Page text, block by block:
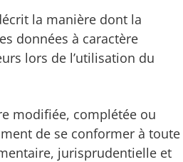
la manière dont la
données à caractère
lors de l’utilisation du
modifiée, complétée ou
de se conformer à toute
jurisprudentielle et